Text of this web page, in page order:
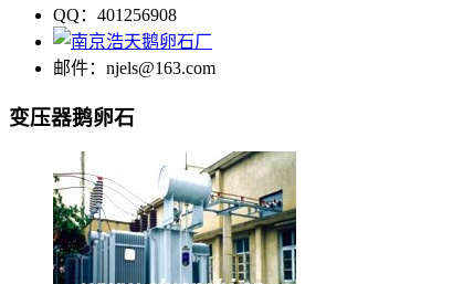
QQ：401256908
邮件：njels@163.com
变压器鹅卵石